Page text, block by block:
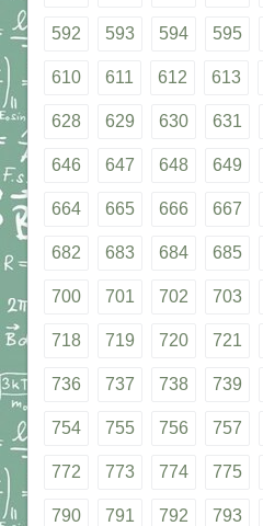
592 593 594 595
610 611 612 613
628 629 630 631
646 647 648 649
664 665 666 667
682 683 684 685
700 701 702 703
718 719 720 721
736 737 738 739
754 755 756 757
772 773 774 775
790 791 792 793